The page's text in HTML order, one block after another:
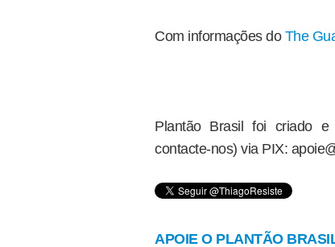
Com informações do The
Plantão Brasil foi criado
contacte-nos) via PIX:
APOIE O PLANTÃO